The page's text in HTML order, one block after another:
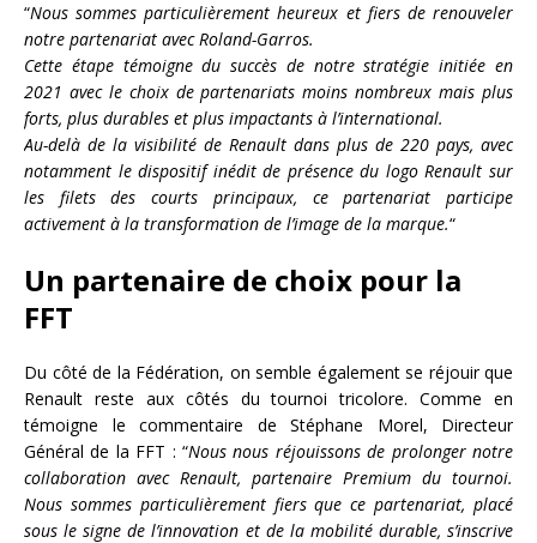
“Nous sommes particulièrement heureux et fiers de renouveler
notre partenariat avec Roland-Garros.
Cette étape témoigne du succès de notre stratégie initiée en
2021 avec le choix de partenariats moins nombreux mais plus
forts, plus durables et plus impactants à l’international.
Au-delà de la visibilité de Renault dans plus de 220 pays, avec
notamment le dispositif inédit de présence du logo Renault sur
les filets des courts principaux, ce partenariat participe
activement à la transformation de l’image de la marque.“
Un partenaire de choix pour la
FFT
Du côté de la Fédération, on semble également se réjouir que
Renault reste aux côtés du tournoi tricolore. Comme en
témoigne le commentaire de Stéphane Morel, Directeur
Général de la FFT : “Nous nous réjouissons de prolonger notre
collaboration avec Renault, partenaire Premium du tournoi.
Nous sommes particulièrement fiers que ce partenariat, placé
sous le signe de l’innovation et de la mobilité durable, s’inscrive